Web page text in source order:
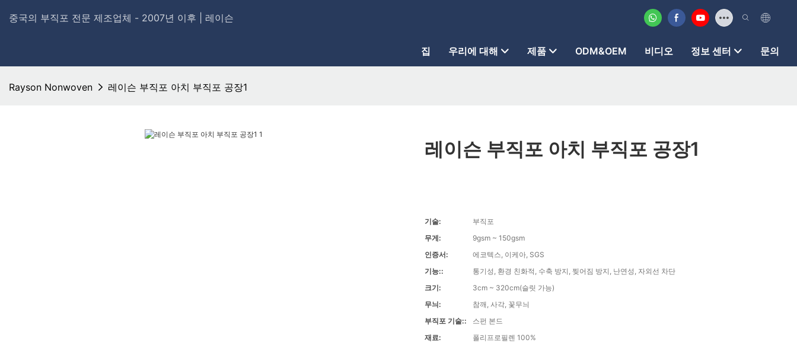
중국의 부직포 전문 제조업체 - 2007년 이후 | 레이슨
집 우리에 대해 제품 ODM&OEM 비디오 정보 센터 문의
Rayson Nonwoven 레이슨 부직포 아치 부직포 공장1
레이슨 부직포 아치 부직포 공장1
기술:
부직포
무게:
9gsm ~ 150gsm
인증서:
에코텍스, 이케아, SGS
기능::
통기성, 환경 친화적, 수축 방지, 찢어짐 방지, 난연성, 자외선 차단
크기:
3cm ~ 320cm(슬릿 가능)
무늬:
참깨, 사각, 꽃무늬
부직포 기술::
스펀 본드
재료:
폴리프로필렌 100%